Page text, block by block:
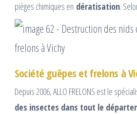
pièges chimiques en dératisation.
Société guêpes et frelons à
Depuis 2006, ALLO FRELONS est le
des insectes dans tout le